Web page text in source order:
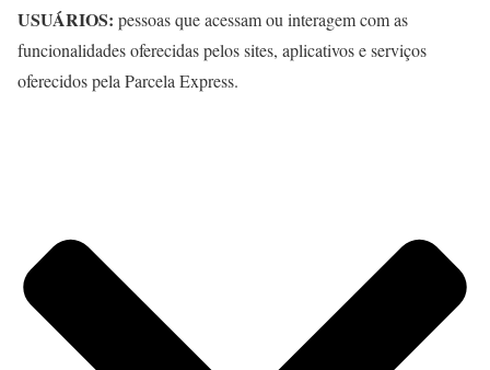
USUÁRIOS: pessoas que acessam ou interagem com as
funcionalidades oferecidas pelos sites, aplicativos e serviços
oferecidos pela Parcela Express.